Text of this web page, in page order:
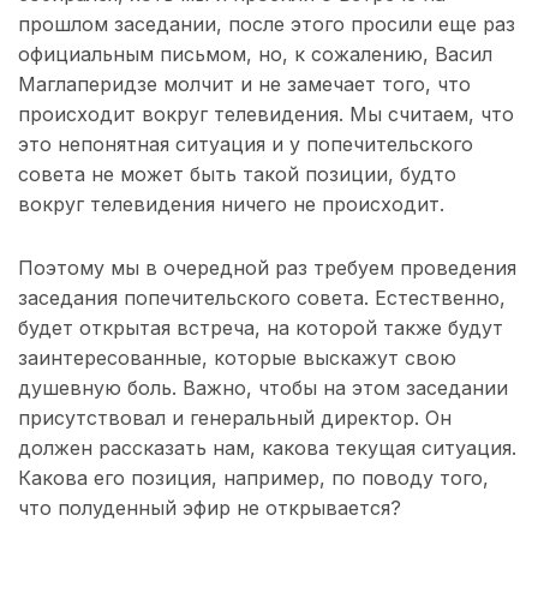
прошлом заседании, после этого просили еще раз
официальным письмом, но, к сожалению, Васил
Маглаперидзе молчит и не замечает того, что
происходит вокруг телевидения. Мы считаем, что
это непонятная ситуация и у попечительского
совета не может быть такой позиции, будто
вокруг телевидения ничего не происходит.
Поэтому мы в очередной раз требуем проведения
заседания попечительского совета. Естественно,
будет открытая встреча, на которой также будут
заинтересованные, которые выскажут свою
душевную боль. Важно, чтобы на этом заседании
присутствовал и генеральный директор. Он
должен рассказать нам, какова текущая ситуация.
Какова его позиция, например, по поводу того,
что полуденный эфир не открывается?